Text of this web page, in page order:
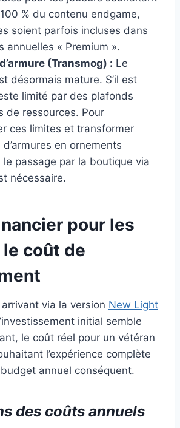
% du contenu endgame,
soient parfois incluses dans
annuelles « Premium ».
(Transmog) : Le
désormais mature. S’il est
limité par des plafonds
de ressources. Pour
ces limites et transformer
en ornements
le passage par la boutique via
nécessaire.
pour les
coût de
via la version New Light
initial semble
le coût réel pour un vétéran
l’expérience complète
annuel conséquent.
des coûts annuels